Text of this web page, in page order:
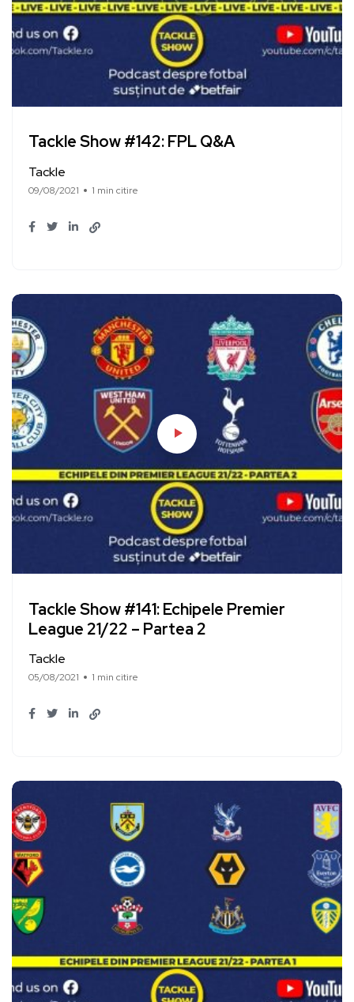
Tackle Show #142: FPL Q&A
Tackle
09/08/2021 1 min citire
Tackle Show #141: Echipele Premier
League 21/22 – Partea 2
Tackle
05/08/2021 1 min citire